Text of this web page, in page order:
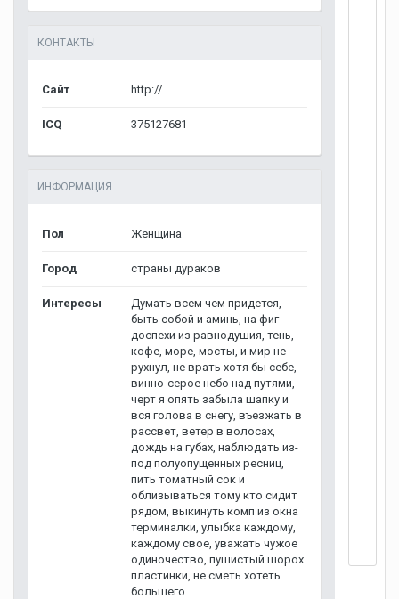
КОНТАКТЫ
Сайт http://
ICQ 375127681
ИНФОРМАЦИЯ
Пол Женщина
Город страны дураков
Интересы
Думать всем чем придется,
быть собой и аминь, на фиг
доспехи из равнодушия, тень,
кофе, море, мосты, и мир не
рухнул, не врать хотя бы себе,
винно-серое небо над путями,
черт я опять забыла шапку и
вся голова в снегу, въезжать в
рассвет, ветер в волосах,
дождь на губах, наблюдать из-
под полуопущенных ресниц,
пить томатный сок и
облизываться тому кто сидит
рядом, выкинуть комп из окна
терминалки, улыбка каждому,
каждому свое, уважать чужое
одиночество, пушистый шорох
пластинки, не сметь хотеть
большего